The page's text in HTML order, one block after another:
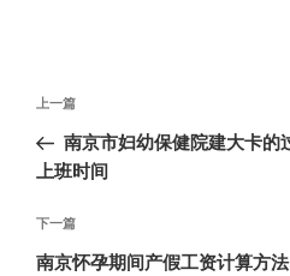
文
导
航
上
一
篇
章
上一篇
南京市妇幼保健院建大卡的
上班时间
下
一
下一篇
南京怀孕期间产假工资计算方法